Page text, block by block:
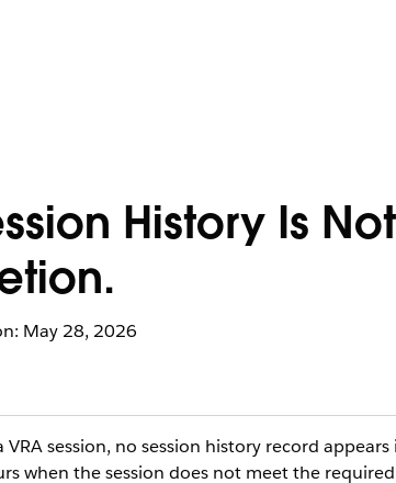
History Is
May 28, 2026
session, no session history record
when the session does not meet the